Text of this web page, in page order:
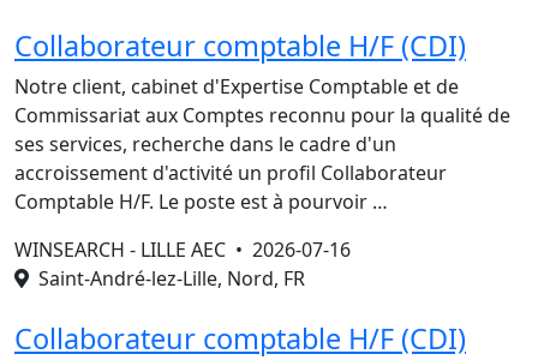
Collaborateur comptable H/F (CDI)
Notre client, cabinet d'Expertise Comptable et de
Commissariat aux Comptes reconnu pour la qualité de
ses services, recherche dans le cadre d'un
accroissement d'activité un profil Collaborateur
Comptable H/F. Le poste est à pourvoir …
WINSEARCH - LILLE AEC • 2026-07-16
Saint-André-lez-Lille, Nord, FR
Collaborateur comptable H/F (CDI)